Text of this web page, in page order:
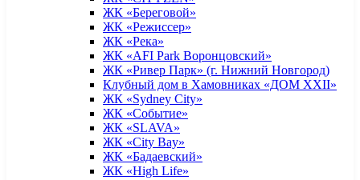
ЖК «Береговой»
ЖК «Режиссер»
ЖК «Река»
ЖК «AFI Park Воронцовский»
ЖК «Ривер Парк» (г. Нижний Новгород)
Клубный дом в Хамовниках «ДОМ XXII»
ЖК «Sydney City»
ЖК «Событие»
ЖК «SLAVA»
ЖК «City Bay»
ЖК «Бадаевский»
ЖК «High Life»